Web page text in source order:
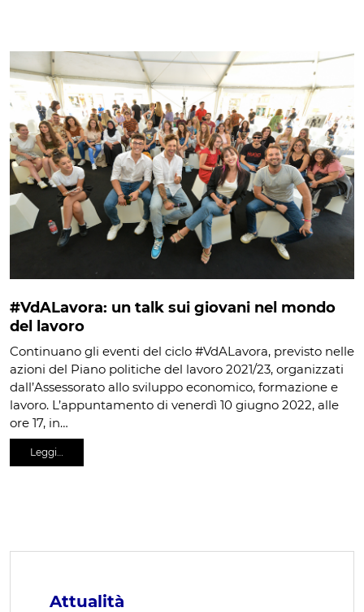
#VdALavora: un talk sui giovani nel mondo
del lavoro
Continuano gli eventi del ciclo #VdALavora, previsto nelle
azioni del Piano politiche del lavoro 2021/23, organizzati
dall’Assessorato allo sviluppo economico, formazione e
lavoro. L’appuntamento di venerdì 10 giugno 2022, alle
ore 17, in…
Leggi…
Attualità